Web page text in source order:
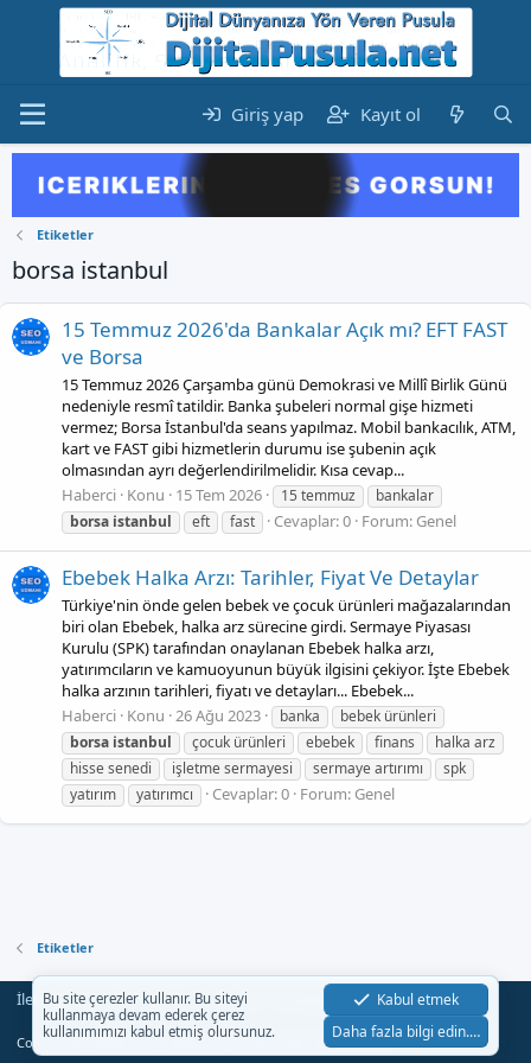
Giriş yap Kayıt ol
Etiketler
borsa i̇stanbul
15 Temmuz 2026'da Bankalar Açık mı? EFT FAST
ve Borsa
15 Temmuz 2026 Çarşamba günü Demokrasi ve Millî Birlik Günü
nedeniyle resmî tatildir. Banka şubeleri normal gişe hizmeti
vermez; Borsa İstanbul'da seans yapılmaz. Mobil bankacılık, ATM,
kart ve FAST gibi hizmetlerin durumu ise şubenin açık
olmasından ayrı değerlendirilmelidir. Kısa cevap...
Haberci Konu 15 Tem 2026 15 temmuz
bankalar
borsa i̇stanbul eft fast Cevaplar: 0 Forum: Genel
Ebebek Halka Arzı: Tarihler, Fiyat Ve Detaylar
Türkiye'nin önde gelen bebek ve çocuk ürünleri mağazalarından
biri olan Ebebek, halka arz sürecine girdi. Sermaye Piyasası
Kurulu (SPK) tarafından onaylanan Ebebek halka arzı,
yatırımcıların ve kamuoyunun büyük ilgisini çekiyor. İşte Ebebek
halka arzının tarihleri, fiyatı ve detayları... Ebebek...
Haberci Konu 26 Ağu 2023 banka
bebek ürünleri
borsa i̇stanbul çocuk ürünleri ebebek finans
halka arz
hisse senedi
işletme sermayesi sermaye artırımı
spk
yatırım
yatırımcı Cevaplar: 0 Forum: Genel
Etiketler
İletişim Şartlar Gizlilik Yardım
R
S
S
Community platform by XenForo® © 2010-2023 XenForo Ltd.
Bu site çerezler kullanır. Bu siteyi
kullanmaya devam ederek çerez
kullanımımızı kabul etmiş olursunuz.
Kabul etmek
Daha fazla bilgi edin.…